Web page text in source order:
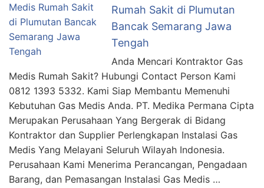
Rumah Sakit di Plumutan
Bancak Semarang Jawa
Tengah
Anda Mencari Kontraktor Gas
Medis Rumah Sakit? Hubungi Contact Person Kami
0812 1393 5332. Kami Siap Membantu Memenuhi
Kebutuhan Gas Medis Anda. PT. Medika Permana Cipta
Merupakan Perusahaan Yang Bergerak di Bidang
Kontraktor dan Supplier Perlengkapan Instalasi Gas
Medis Yang Melayani Seluruh Wilayah Indonesia.
Perusahaan Kami Menerima Perancangan, Pengadaan
Barang, dan Pemasangan Instalasi Gas Medis …